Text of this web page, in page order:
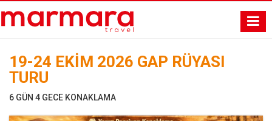
19-24 EKİM 2026 GAP RÜYASI
TURU
6 GÜN 4 GECE KONAKLAMA